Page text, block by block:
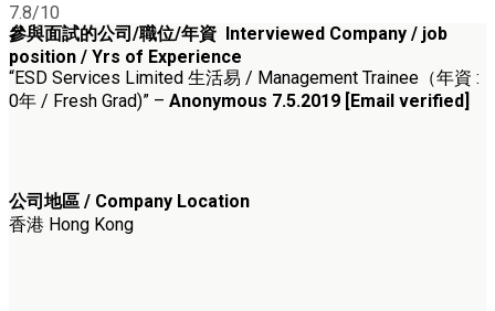
7.8/10
參與面試的公司/職位/年資 Interviewed Company / job
position / Yrs of Experience
“ESD Services Limited 生活易 / Management Trainee（年資 :
0年 / Fresh Grad)” – Anonymous 7.5.2019 [Email verified]
公司地區 / Company Location
香港 Hong Kong